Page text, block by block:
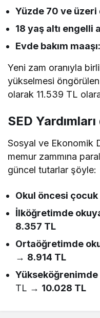
Yüzde 70 ve üzeri
18 yaş altı engelli
Evde bakım maaşı:
Yeni zam oranıyla
yükselmesi öngörülen
olarak 11.539 TL
SED
Sosyal ve Ekonomik
memur zammına
güncel tutarlar şöyle:
Okul öncesi çocuk
İlköğretimde
8.357 TL
Ortaöğretimde
→ 8.914 TL
TL → 10.028 TL